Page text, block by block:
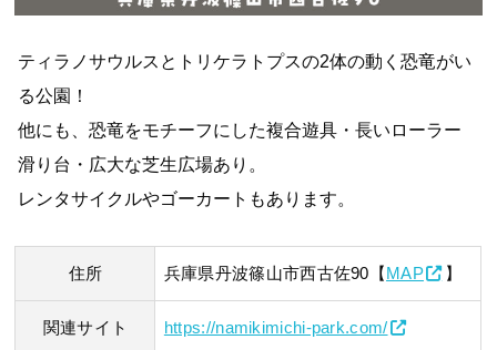
ティラノサウルスとトリケラトプスの2体の動く恐竜がい
る公園！
他にも、恐竜をモチーフにした複合遊具・長いローラー
滑り台・広大な芝生広場あり。
レンタサイクルやゴーカートもあります。
住所 兵庫県丹波篠山市西古佐90【MAP 】
関連サイト https://namikimichi-park.com/